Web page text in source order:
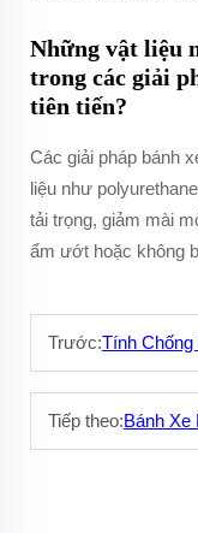
Những vật liệu
trong các giải
tiên tiến?
Các giải pháp bánh
liệu như
tải trọng, giảm mài
ẩm ướt hoặc không
Trước:Tính Chống
Tiếp theo:Bánh Xe